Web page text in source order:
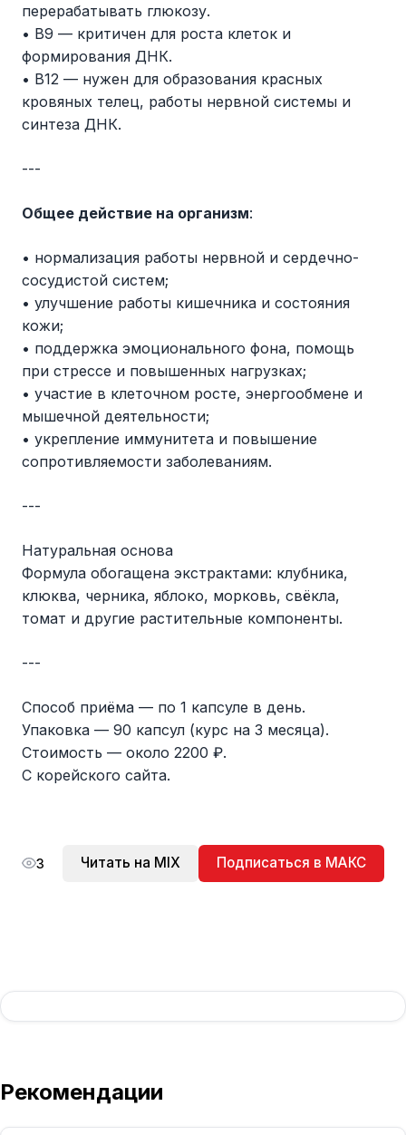
перерабатывать глюкозу.
• В9 — критичен для роста клеток и
формирования ДНК.
• В12 — нужен для образования красных
кровяных телец, работы нервной системы и
синтеза ДНК.
---
Общее действие на организм:
• нормализация работы нервной и сердечно-
сосудистой систем;
• улучшение работы кишечника и состояния
кожи;
• поддержка эмоционального фона, помощь
при стрессе и повышенных нагрузках;
• участие в клеточном росте, энергообмене и
мышечной деятельности;
• укрепление иммунитета и повышение
сопротивляемости заболеваниям.
---
Натуральная основа
Формула обогащена экстрактами: клубника,
клюква, черника, яблоко, морковь, свёкла,
томат и другие растительные компоненты.
---
Способ приёма — по 1 капсуле в день.
Упаковка — 90 капсул (курс на 3 месяца).
Стоимость — около 2200 ₽.
С корейского сайта.
3 Читать на MIX Подписаться в МАКС
Рекомендации